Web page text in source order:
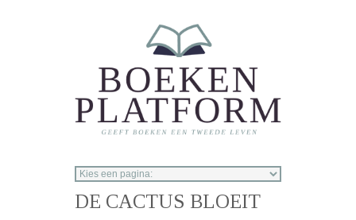
DE CACTUS BLOEIT